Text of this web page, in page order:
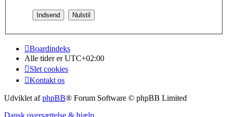
Boardindeks
Alle tider erUTC+02:00
Slet cookies
Kontakt os
Udviklet afphpBB® Forum Software © phpBB Limited
Dansk oversættelse & hjælp